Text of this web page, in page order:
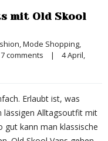
mit Old Skool
Mode Shopping
7 comments |
4 April,
Erlaubt ist, was
lässigen Alltagsoutfit mit
gut kann man klassische